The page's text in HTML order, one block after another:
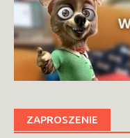
ZAPROSZENIE